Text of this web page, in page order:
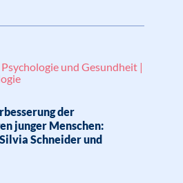
und Gesundheit |
der
junger Menschen:
Schneider und